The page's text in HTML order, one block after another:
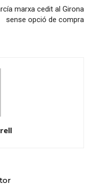
marxa cedit al Girona
sense opció de compra